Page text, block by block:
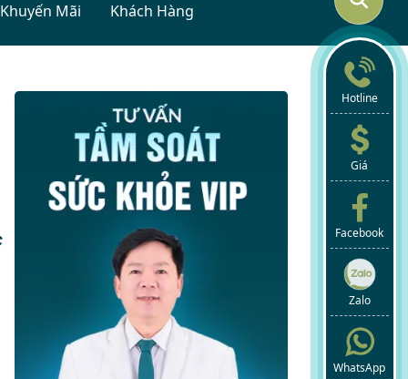
Khuyến Mãi
Khách Hàng
Hotline
Giá
Facebook
Zalo
WhatsApp